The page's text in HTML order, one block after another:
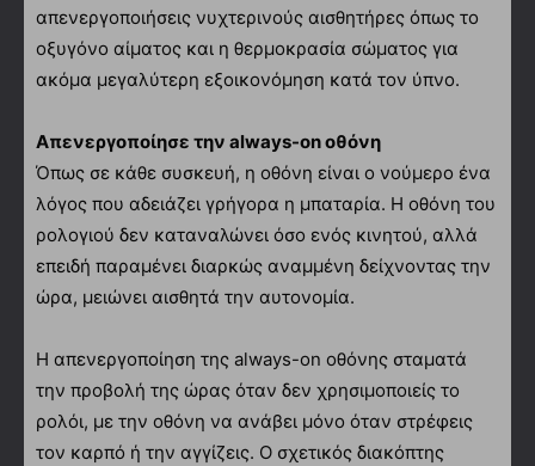
απενεργοποιήσεις νυχτερινούς αισθητήρες όπως το
οξυγόνο αίματος και η θερμοκρασία σώματος για
ακόμα μεγαλύτερη εξοικονόμηση κατά τον ύπνο.
Απενεργοποίησε την always-on οθόνη
Όπως σε κάθε συσκευή, η οθόνη είναι ο νούμερο ένα
λόγος που αδειάζει γρήγορα η μπαταρία. Η οθόνη του
ρολογιού δεν καταναλώνει όσο ενός κινητού, αλλά
επειδή παραμένει διαρκώς αναμμένη δείχνοντας την
ώρα, μειώνει αισθητά την αυτονομία.
Η απενεργοποίηση της always-on οθόνης σταματά
την προβολή της ώρας όταν δεν χρησιμοποιείς το
ρολόι, με την οθόνη να ανάβει μόνο όταν στρέφεις
τον καρπό ή την αγγίζεις. Ο σχετικός διακόπτης